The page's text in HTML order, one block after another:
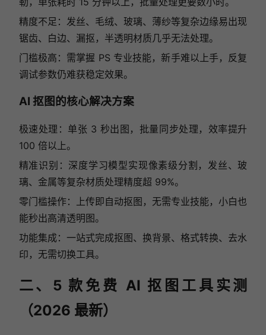
精度不足：发丝、毛绒、玻璃、薄纱等复杂边缘易出现
锯齿、白边、漏抠，半透明材质几乎无法处理。
门槛极高：需掌握 PS 专业技能，新手难以上手，反复
调试参数仍难获稳定效果。
AI 抠图的核心解决方案
极速处理：单张 3 秒出图，批量同步处理，效率提升
100 倍以上。
精准识别：深度学习模型实现像素级分割，发丝、玻
璃、金属等复杂材质处理精度超 99%。
零门槛操作：上传即自动抠图，无需专业技能，小白也
能秒出高清透明图。
功能集成：一站式完成抠图、换背景、格式转换、去水
印，无需切换工具。
二、5 款免费 AI 抠图工具实测
（2026 最新）